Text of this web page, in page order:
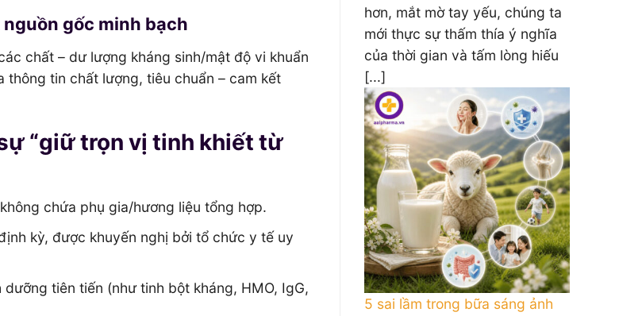
gốc minh bạch
chất – dư lượng kháng sinh/mật độ vi khuẩn
tin chất lượng, tiêu chuẩn – cam kết
“giữ trọn vị tinh khiết từ
chứa phụ gia/hương liệu tổng hợp.
kỳ, được khuyến nghị bởi tổ chức y tế uy
tiên tiến (như tinh bột kháng, HMO, IgG,
hơn, mắt mờ tay yếu, chúng ta
mới thực sự thấm thía ý nghĩa
của thời gian và tấm lòng hiếu
[...]
5 sai lầm trong bữa sáng ảnh